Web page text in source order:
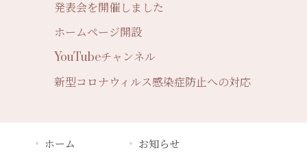
発表会を開催しました
ホームページ開設
YouTubeチャンネル
新型コロナウィルス感染症防止への対応
ホーム お知らせ